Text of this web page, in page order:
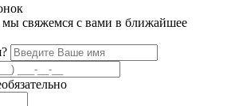
свяжемся с вами в ближайшее